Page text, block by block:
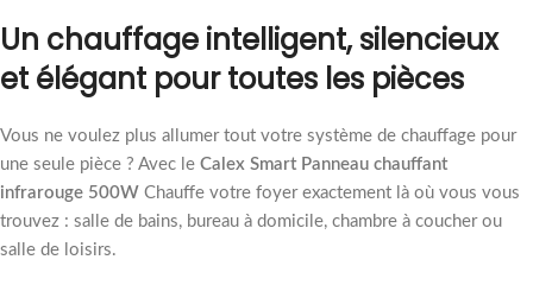
Un chauffage intelligent, silencieux
et élégant pour toutes les pièces
Vous ne voulez plus allumer tout votre système de chauffage pour
une seule pièce ? Avec le Calex Smart Panneau chauffant
infrarouge 500W Chauffe votre foyer exactement là où vous vous
trouvez : salle de bains, bureau à domicile, chambre à coucher ou
salle de loisirs.